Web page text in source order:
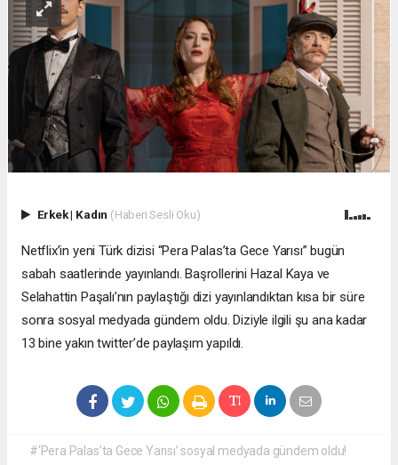
Erkek| Kadın (Haberi Sesli Oku)
Netflix’in yeni Türk dizisi “Pera Palas’ta Gece Yarısı” bugün
sabah saatlerinde yayınlandı. Başrollerini Hazal Kaya ve
Selahattin Paşalı’nın paylaştığı dizi yayınlandıktan kısa bir süre
sonra sosyal medyada gündem oldu. Diziyle ilgili şu ana kadar
13 bine yakın twitter’de paylaşım yapıldı.
#‘Pera Palas’ta Gece Yarısı’ sosyal medyada gündem oldu!